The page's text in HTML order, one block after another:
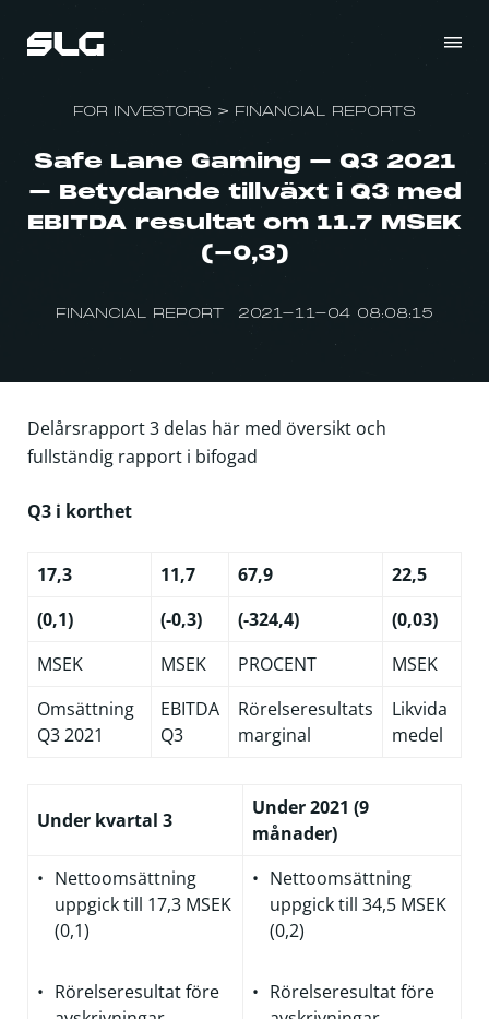
FOR INVESTORS > FINANCIAL REPORTS
Safe Lane Gaming – Q3 2021
– Betydande tillväxt i Q3 med
EBITDA resultat om 11.7 MSEK
(-0,3)
FINANCIAL REPORT 2021-11-04 08:08:15
Delårsrapport 3 delas här med översikt och
fullständig rapport i bifogad
Q3 i korthet
17,3 11,7 67,9
22,5
(0,1)
(-0,3) (-324,4)
(0,03)
MSEK
MSEK PROCENT
MSEK
Omsättning
Q3 2021
EBITDA
Q3
Rörelseresultats
marginal
Likvida
medel
Under kvartal 3
Under 2021 (9
månader)
Nettoomsättning
uppgick till 17,3 MSEK
(0,1)
Rörelseresultat före
Nettoomsättning
uppgick till 34,5 MSEK
(0,2)
Rörelseresultat före